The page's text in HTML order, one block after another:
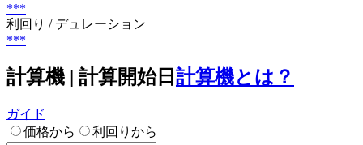
***
利回り / デュレーション
***
計算機 | 計算開始日 計算機とは？
ガイド
価格から
利回りから